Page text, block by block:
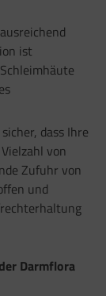
ist
dass Ihre
von
Zufuhr von
und
Darmflora